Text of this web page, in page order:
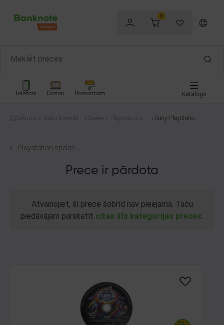
0
Telefoni Datori Remontam Katalogs
Sākums
Spēļu konsoles
Spēles
Playstation spē
Sony PlayStation
Playstation spēles
Prece ir pārdota
Atvainojiet, šī prece šobrīd nav pieejama. Taču
piedāvājam parskatīt citas šīs kategorijas preces.